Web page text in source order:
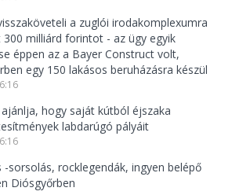
a zuglói irodakomplexumra
milliárd forintot - az ügy egyik
éppen az a Bayer Construct volt,
egy 150 lakásos beruházásra készül
hogy saját kútból éjszaka
labdarúgó pályáit
sorsolás, rocklegendák, ingyen belépő
Diósgyőrben